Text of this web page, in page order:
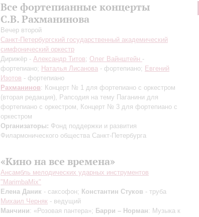
Все фортепианные концерты
С.В. Рахманинова
Вечер второй
Санкт-Петербургский государственный академический
симфонический оркестр
Дирижёр - Александр Титов; Олег Вайнштейн -
фортепиано; Наталья Лисанова - фортепиано; Евгений
Изотов - фортепиано
Рахманинов: Концерт № 1 для фортепиано с оркестром
(вторая редакция), Рапсодия на тему Паганини для
фортепиано с оркестром, Концерт № 3 для фортепиано с
оркестром
Организаторы: Фонд поддержки и развития
Филармонического общества Санкт-Петербурга
«Кино на все времена»
Ансамбль мелодических ударных инструментов
"MarimbaMix"
Елена Даник - саксофон; Константин Стуков - труба
Михаил Черняк - ведущий
Манчини: «Розовая пантера»; Барри – Норман: Музыка к